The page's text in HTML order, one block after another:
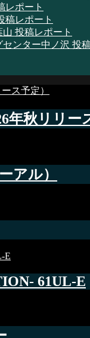
レポート
稿レポート
山 投稿レポート
ンター中ノ沢 投
年秋リリー
アル）
61UL-E